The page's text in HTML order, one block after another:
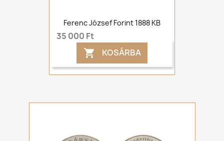
Ferenc József Forint 1888 KB
35 000 Ft
 KOSÁRBA